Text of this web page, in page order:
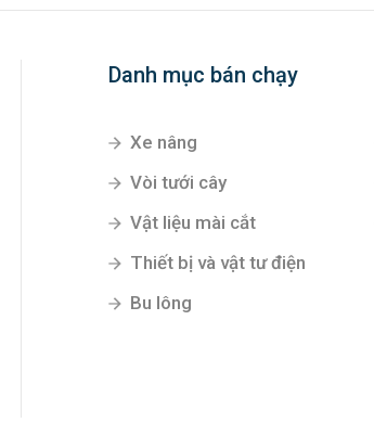
Danh mục bán chạy
Xe nâng
Vòi tưới cây
Vật liệu mài cắt
Thiết bị và vật tư điện
Bu lông